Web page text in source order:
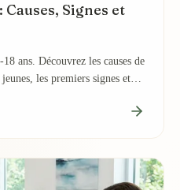
Causes, Signes et
ans. Découvrez les causes de
les premiers signes et